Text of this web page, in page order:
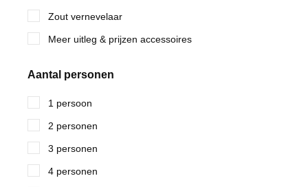
Zout vernevelaar
Meer uitleg & prijzen accessoires
Aantal personen
1 persoon
2 personen
3 personen
4 personen